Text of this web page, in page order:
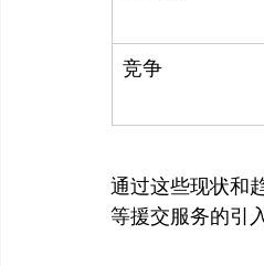
竞争
通过这些现状和